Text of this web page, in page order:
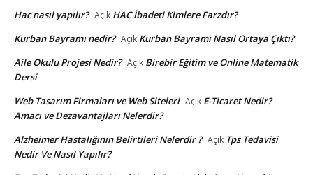
Hac nasıl yapılır? Açık HAC İbadeti Kimlere Farzdır?
Kurban Bayramı nedir? Açık Kurban Bayramı Nasıl Ortaya Çıktı?
Aile Okulu Projesi Nedir? Açık Birebir Eğitim ve Online Matematik
Dersi
Web Tasarım Firmaları ve Web Siteleri Açık E-Ticaret Nedir?
Amacı ve Dezavantajları Nelerdir?
Alzheimer Hastalığının Belirtileri Nelerdir ? Açık Tps Tedavisi
Nedir Ve Nasıl Yapılır?